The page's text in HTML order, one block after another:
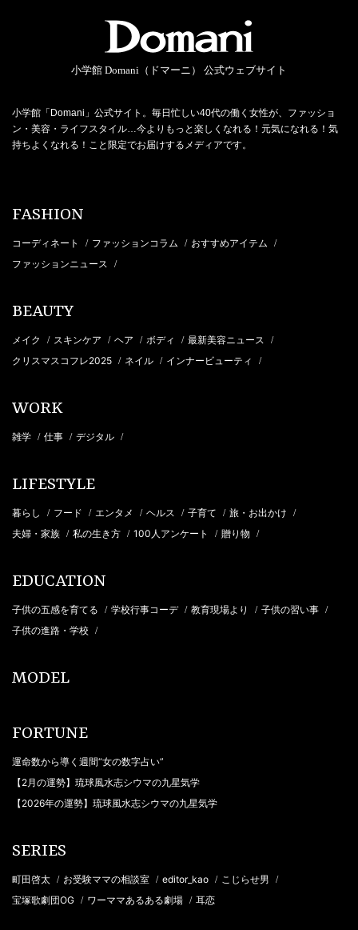
小学館 Domani（ドマーニ） 公式ウェブサイト
小学館「Domani」公式サイト。毎日忙しい40代の働く女性が、ファッショ
ン・美容・ライフスタイル…今よりもっと楽しくなれる！元気になれる！気
持ちよくなれる！こと限定でお届けするメディアです。
FASHION
コーディネート / ファッションコラム / おすすめアイテム /
ファッションニュース /
BEAUTY
メイク / スキンケア / ヘア / ボディ / 最新美容ニュース /
クリスマスコフレ2025 / ネイル / インナービューティ /
WORK
雑学 / 仕事 / デジタル /
LIFESTYLE
暮らし / フード / エンタメ / ヘルス / 子育て / 旅・お出かけ /
夫婦・家族 / 私の生き方 / 100人アンケート / 贈り物 /
EDUCATION
子供の五感を育てる / 学校行事コーデ / 教育現場より / 子供の習い事 /
子供の進路・学校 /
MODEL
FORTUNE
運命数から導く週間“女の数字占い”
【2月の運勢】琉球風水志シウマの九星気学
【2026年の運勢】琉球風水志シウマの九星気学
SERIES
町田啓太 / お受験ママの相談室 / editor_kao / こじらせ男 /
宝塚歌劇団OG / ワーママあるある劇場 / 耳恋